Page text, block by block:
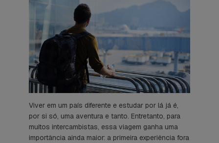
Viver em um país diferente e estudar por lá já é,
por si só, uma aventura e tanto. Entretanto, para
muitos intercambistas, essa viagem ganha uma
importância ainda maior: a primeira experiência fora